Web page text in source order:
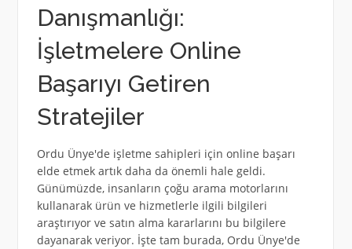
Danışmanlığı:
İşletmelere Online
Başarıyı Getiren
Stratejiler
Ordu Ünye'de işletme sahipleri için online başarı
elde etmek artık daha da önemli hale geldi.
Günümüzde, insanların çoğu arama motorlarını
kullanarak ürün ve hizmetlerle ilgili bilgileri
araştırıyor ve satın alma kararlarını bu bilgilere
dayanarak veriyor. İşte tam burada, Ordu Ünye'de